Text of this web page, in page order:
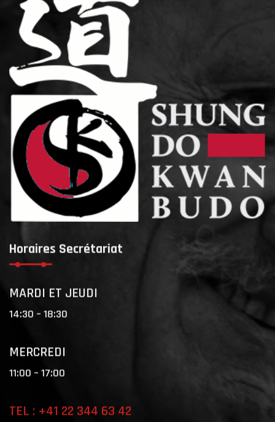
Horaires Secrétariat
MARDI ET JEUDI
14:30 – 18:30
MERCREDI
11:00 – 17:00
TEL : +41 22 344 63 42